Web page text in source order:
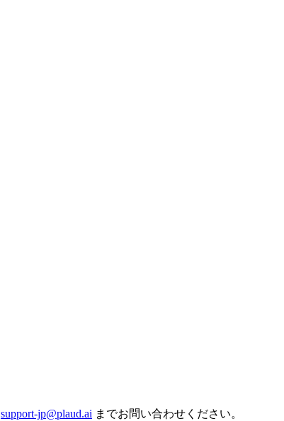
support-jp@plaud.ai までお問い合わせください。